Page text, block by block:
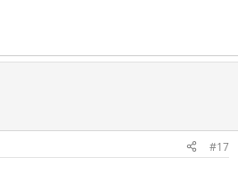
#17